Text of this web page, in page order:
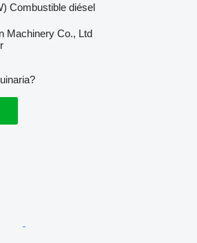
Combustible diésel
Machinery Co., Ltd